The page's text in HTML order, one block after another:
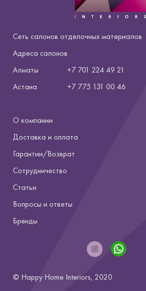
Сеть салонов отделочных материалов
Адреса салонов
Алматы
+7 701 224 49 21
Астана
+7 775 131 00 46
О компании
Доставка и оплата
Гарантии/Возврат
Сотрудничество
Статьи
Вопросы и ответы
Бренды
© Happy Home Interiors, 2020